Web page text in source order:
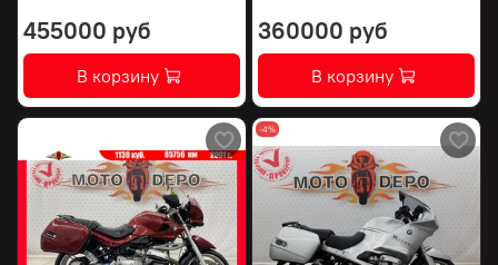
455000 руб
В корзину
360000 руб
В корзину
-4%